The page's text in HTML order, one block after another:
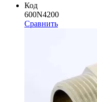
Код
600N4200
Сравнить